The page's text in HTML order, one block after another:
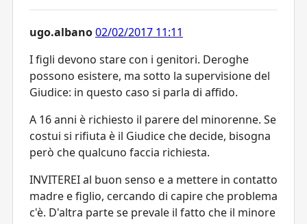
ugo.albano02/02/2017 11:11
I figli devono stare con i genitori. Deroghe
possono esistere, ma sotto la supervisione del
Giudice: in questo caso si parla di affido.
A 16 anni è richiesto il parere del minorenne. Se
costui si rifiuta è il Giudice che decide, bisogna
però che qualcuno faccia richiesta.
INVITEREI al buon senso e a mettere in contatto
madre e figlio, cercando di capire che problema
c'è. D'altra parte se prevale il fatto che il minore